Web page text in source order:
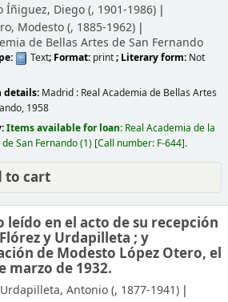
Íñiguez, Diego (, 1901-1986)
Modesto (, 1885-1962)
de Bellas Artes de San Fernando
Text; Format: print; Literary form: Not
details: Madrid : Real Academia de Bellas Artes
1958
Items available for loan: Real Academia de la
San Fernando(1) Call number: F-644 .
to cart
leído en el acto de su recepción
y Urdapilleta ; y
de Modesto López Otero, el
marzo de 1932.
Antonio (, 1877-1941)